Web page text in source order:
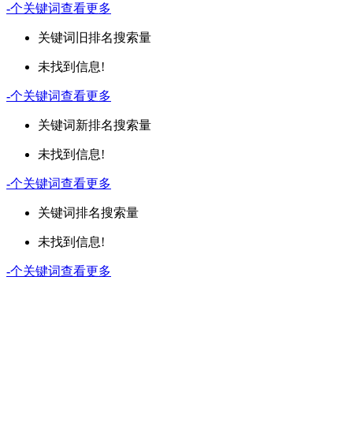
-个关键词查看更多
关键词 旧排名搜索量
未找到信息!
-个关键词查看更多
关键词新排名搜索量
未找到信息!
-个关键词查看更多
关键词排名搜索量
未找到信息!
-个关键词查看更多